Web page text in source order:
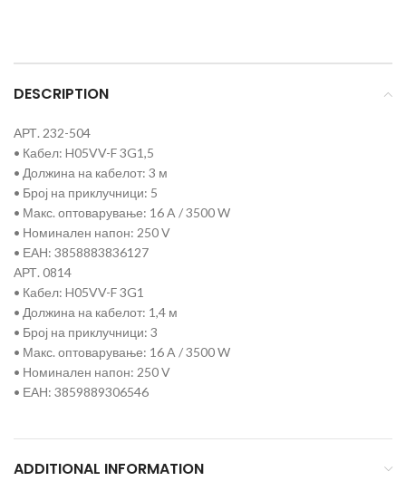
DESCRIPTION
АРТ. 232-504
• Кабел: H05VV-F 3G1,5
• Должина на кабелот: 3 м
• Број на приклучници: 5
• Макс. оптоварување: 16 A / 3500 W
• Номинален напон: 250 V
• ЕАН: 3858883836127
АРТ. 0814
• Кабел: H05VV-F 3G1
• Должина на кабелот: 1,4 м
• Број на приклучници: 3
• Макс. оптоварување: 16 A / 3500 W
• Номинален напон: 250 V
• ЕАН: 3859889306546
ADDITIONAL INFORMATION